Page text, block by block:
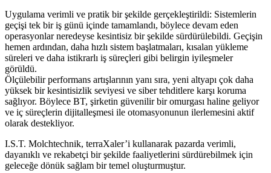
Uygulama verimli ve pratik bir şekilde gerçekleştirildi: Sistemlerin
geçişi tek bir iş günü içinde tamamlandı, böylece devam eden
operasyonlar neredeyse kesintisiz bir şekilde sürdürülebildi. Geçişin
hemen ardından, daha hızlı sistem başlatmaları, kısalan yükleme
süreleri ve daha istikrarlı iş süreçleri gibi belirgin iyileşmeler
görüldü.
Ölçülebilir performans artışlarının yanı sıra, yeni altyapı çok daha
yüksek bir kesintisizlik seviyesi ve siber tehditlere karşı koruma
sağlıyor. Böylece BT, şirketin güvenilir bir omurgası haline geliyor
ve iç süreçlerin dijitalleşmesi ile otomasyonunun ilerlemesini aktif
olarak destekliyor.
I.S.T. Molchtechnik, terraXaler’i kullanarak pazarda verimli,
dayanıklı ve rekabetçi bir şekilde faaliyetlerini sürdürebilmek için
geleceğe dönük sağlam bir temel oluşturmuştur.